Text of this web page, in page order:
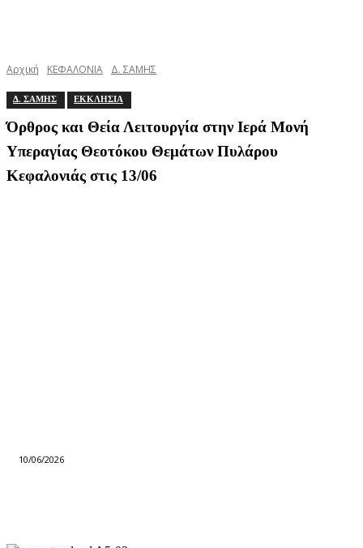
Αρχική ΚΕΦΑΛΟΝΙΑ Δ. ΣΑΜΗΣ
Δ. ΣΑΜΗΣ ΕΚΚΛΗΣΙΑ
Όρθρος και Θεία Λειτουργία στην Ιερά Μονή
Υπεραγίας Θεοτόκου Θεμάτων Πυλάρου
Κεφαλονιάς στις 13/06
10/06/2026